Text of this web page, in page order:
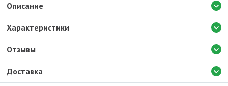
Доставка
Описание
Характеристики
Отзывы